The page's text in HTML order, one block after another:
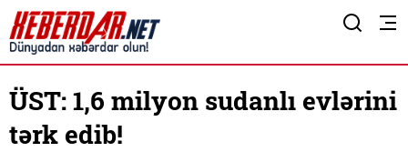
ÜST: 1,6 milyon sudanlı evlərini
tərk edib!